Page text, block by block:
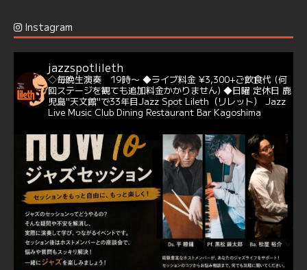
@delightful_gang
バー♪♬
当店での演奏シーンもご覧いただけます❣❣
#天文館ミリオネーション #ジャミラ #クリスマスソング
https://youtu.be/2lhypP4KWc4?si=CEbY-wEg5HDc_iEv
6 Twitter
Jazz Spot Lilet @jazzspotlileth · 11 11月 2024
忘年会＆新年会 ご予約承り中❣❣
☆窓辺から天文館ミリオネーション
☆JAZZの生演奏を聴きながら♪
☆地産地消に拘ったフードメニュー
プラン内容はご予算とご要望に応じてアレンジ可能ですの
で、お気軽にお問い合せください
https://jazzspotlileth.com/recommend/8650
6
Instagram
jazzspotlileth
◇毎晩生演奏 19時〜 ◆ライブ料金 ¥3,300+ご飲食代 (何
回ステージを観ても追加料金かかりません) ◆日曜 定休日 鹿
児島"天文館"で33年目Jazz Spot Lileth（リレット）
Jazz
Live Music Club Dining Restaurant Bar Kagoshima